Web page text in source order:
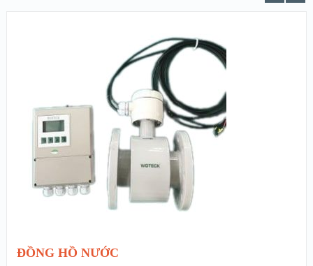
XEM NHANH
XEM CHI TIẾT
ĐỒNG HỒ NƯỚC